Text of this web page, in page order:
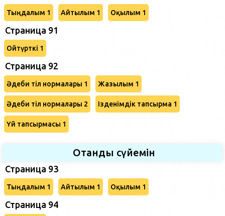
Тыңдалым 1 Айтылым 1 Оқылым 1
Страница 91
Ойтүрткі 1
Страница 92
Әдеби тіл нормалары 1 Жазылым 1
Әдеби тіл нормалары 2 Ізденімдік тапсырма 1
Үй тапсырмасы 1
Отанды сүйемін
Страница 93
Тыңдалым 1 Айтылым 1 Оқылым 1
Страница 94